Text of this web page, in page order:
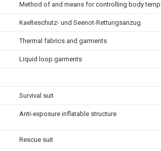
Method of and means for controlling body
Kaelteschutz- und Seenot-Rettungsanzug
Thermal fabrics and garments
Liquid loop garments
Survival suit
Anti-exposure inflatable structure
Rescue suit